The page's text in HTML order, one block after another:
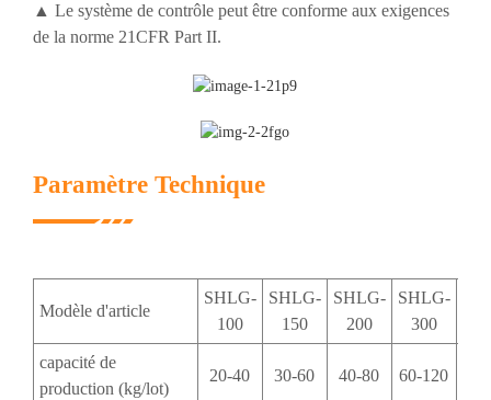
▲ Le système de contrôle peut être conforme aux exigences
de la norme 21CFR Part II.
Paramètre Technique
Modèle d'article
SHLG-
100
SHLG-
150
SHLG-
200
SHLG-
300
capacité de
production (kg/lot)
20-40 30-60 40-80 60-120